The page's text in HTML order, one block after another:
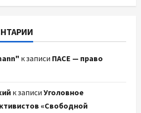
к записи ПАСЕ — право
к записи Уголовное
«Свободной